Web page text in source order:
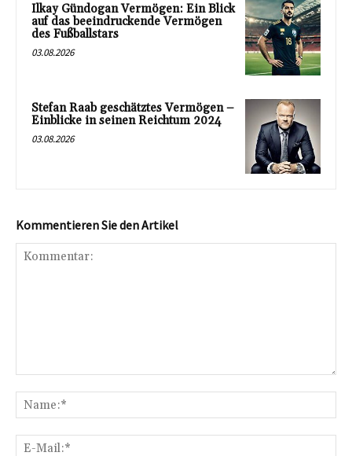
Ilkay Gündogan Vermögen: Ein Blick
auf das beeindruckende Vermögen
des Fußballstars
03.08.2026
Stefan Raab geschätztes Vermögen –
Einblicke in seinen Reichtum 2024
03.08.2026
Kommentieren Sie den Artikel